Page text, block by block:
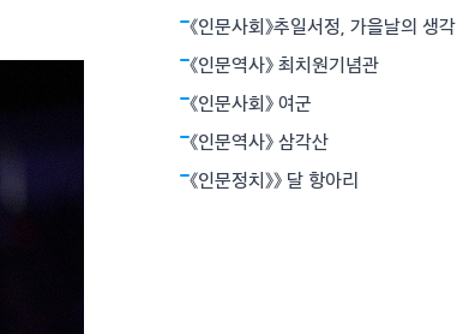
《인문사회》추일서정, 가을날의 생각
《인문역사》 최치원기념관
《인문사회》 여군
《인문역사》 삼각산
《인문정치》》 달 항아리